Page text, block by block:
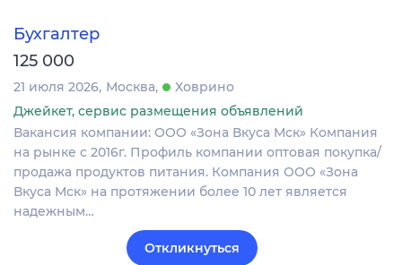
Бухгалтер
125 000
21 июля 2026 Москва
Ховрино
Джейкет, сервис размещения объявлений
Вакансия компании: ООО «Зона Вкуса Мск» Компания
на рынке с 2016г. Профиль компании оптовая покупка/
продажа продуктов питания. Компания ООО «Зона
Вкуса Мск» на протяжении более 10 лет является
надежным…
Откликнуться